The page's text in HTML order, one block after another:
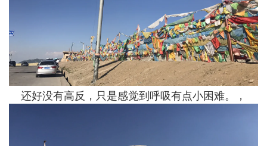
还好没有高反，只是感觉到呼吸有点小困难。，